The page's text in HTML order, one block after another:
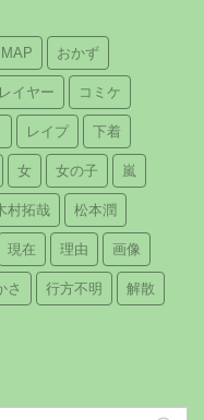
おかず
イヤー コミケ
レイプ 下着
女 女の子 嵐
村拓哉 松本潤
現在 理由 画像
さ 行方不明 解散